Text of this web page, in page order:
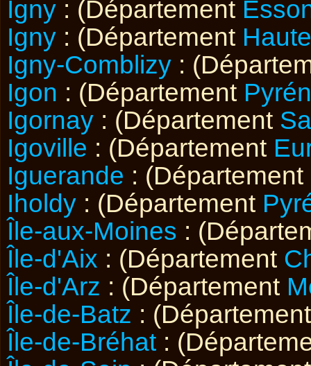
Igny : (Département
Igny : (Département
Igny-Comblizy :
Igon : (Département
Igornay : (Département
Igoville : (Département
Iguerande : (Département
Iholdy : (Département
Île-aux-Moines :
Île-d'Aix : (Département
Île-d'Arz : (Département
Île-de-Batz :
Île-de-Bréhat :